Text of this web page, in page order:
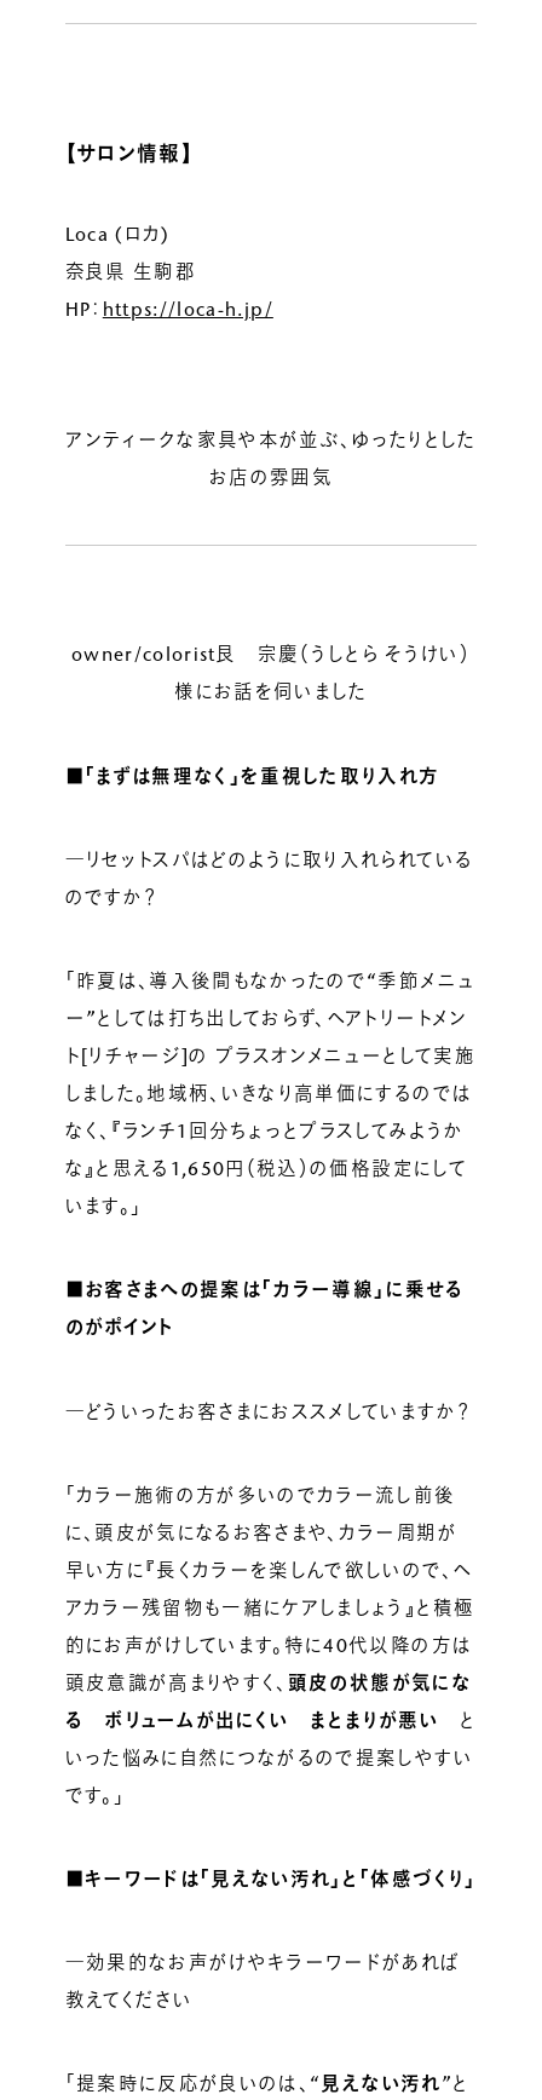
【サロン情報】
Loca (ロカ)
奈良県 生駒郡
HP： https://loca-h.jp/
アンティークな家具や本が並ぶ、ゆったりとした
お店の雰囲気
owner/colorist艮 宗慶（うしとら そうけい）
様にお話を伺いました
■「まずは無理なく」を重視した取り入れ方
―リセットスパはどのように取り入れられている
のですか？
「昨夏は、導入後間もなかったので“季節メニュ
ー”としては打ち出しておらず、ヘアトリートメン
ト[リチャージ]の プラスオンメニューとして実施
しました。地域柄、いきなり高単価にするのでは
なく、『ランチ1回分ちょっとプラスしてみようか
な』と思える1,650円（税込）の価格設定にして
います。」
■お客さまへの 提案は「カラー導線」に乗せる
のがポイント
―どういったお客さまにおススメしていますか？
「カラー施術の方が多いのでカラー流し前後
に、頭皮が気になるお客さまや、カラー周期が
早い方に『長くカラーを楽しんで欲しいので、ヘ
アカラー残留物も一緒にケアしましょう』と積極
的にお声がけしています。特に40代以降の方は
頭皮意識が高まりやすく、 頭皮の状態が気にな
る ボリュームが出にくい まとまりが悪い と
いった悩みに自然につながるので提案しやすい
です。」
■キーワードは「見えない汚れ」と「体感づくり」
―効果的なお声がけやキラーワードがあれば
教えてください
「提案時に反応が良いのは、 “見えない汚れ” と